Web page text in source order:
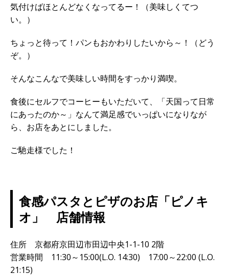
気付けばほとんどなくなってるー！（美味しくてつ
い。）
ちょっと待って！パンもおかわりしたいから～！（どう
ぞ。）
そんなこんなで美味しい時間をすっかり満喫。
食後にセルフでコーヒーもいただいて、「天国って日常
にあったのか～」なんて満足感でいっぱいになりなが
ら、お店をあとにしました。
ご馳走様でした！
食感パスタとピザのお店「ピノキ
オ」 店舗情報
住所 京都府京田辺市田辺中央1-1-10 2階
営業時間 11:30～15:00(L.O. 14:30) 17:00～22:00 (L.O.
21:15)